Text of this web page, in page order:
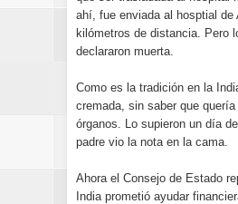
ahí, fue enviada al hosptial de
kilómetros de distancia. Pero
declararon muerta.
Como es la tradición en la
cremada, sin saber que quería
órganos. Lo supieron un día
padre vio la nota en la cama.
Ahora el Consejo de Estado
India prometió ayudar